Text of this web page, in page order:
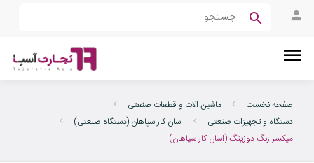
صفحه نخست
ماشین الات و قطعات صنعتی
دستگاه و تجهیزات صنعتی
اسان کار سپاهان (دستگاه صنعتی)
میکسر رنگ دوزینگ (اسان کار سپاهان)